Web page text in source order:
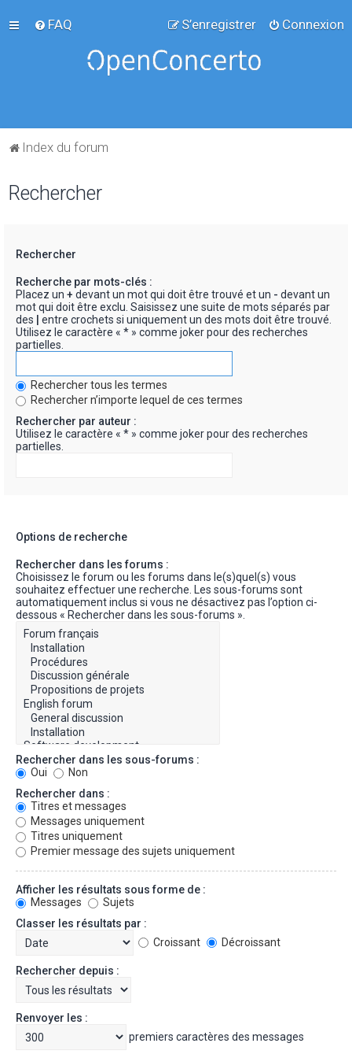
FAQ Connexion
S’enregistrer
Index du forum
Rechercher
Rechercher
Recherche par mots-clés :
Placez un + devant un mot qui doit être trouvé et un - devant un
mot qui doit être exclu. Saisissez une suite de mots séparés par
des
entre crochets si uniquement un des mots doit être trouvé.
Utilisez le caractère « * » comme joker pour des recherches
partielles.
Rechercher tous les termes
Rechercher n’importe lequel de ces termes
Rechercher par auteur :
Utilisez le caractère « * » comme joker pour des recherches
partielles.
Options de recherche
Rechercher dans les forums :
Choisissez le forum ou les forums dans le(s)quel(s) vous
souhaitez effectuer une recherche. Les sous-forums sont
automatiquement inclus si vous ne désactivez pas l’option ci-
dessous « Rechercher dans les sous-forums ».
Rechercher dans les sous-forums :
Oui
Non
Rechercher dans :
Titres et messages
Messages uniquement
Titres uniquement
Premier message des sujets uniquement
Afficher les résultats sous forme de :
Messages
Sujets
Classer les résultats par :
Croissant
Décroissant
Rechercher depuis :
Renvoyer les :
premiers caractères des messages